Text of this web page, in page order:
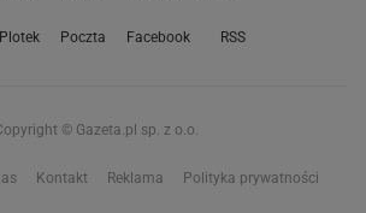
Poczta Facebook RSS
© Gazeta.pl sp. z o.o.
Kontakt Reklama Polityka prywatności